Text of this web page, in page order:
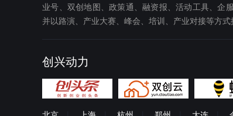
业号、双创地图、政策通、融资报、活动工具、企
并以路演、产业大赛、峰会、培训、产业对接等方式
创兴动力